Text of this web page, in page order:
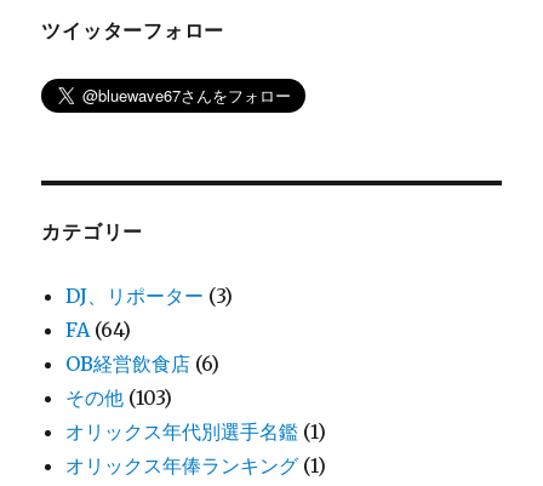
ツイッターフォロー
カテゴリー
DJ、リポーター (3)
FA(64)
OB経営飲食店 (6)
その他 (103)
オリックス年代別選手名鑑 (1)
オリックス年俸ランキング (1)